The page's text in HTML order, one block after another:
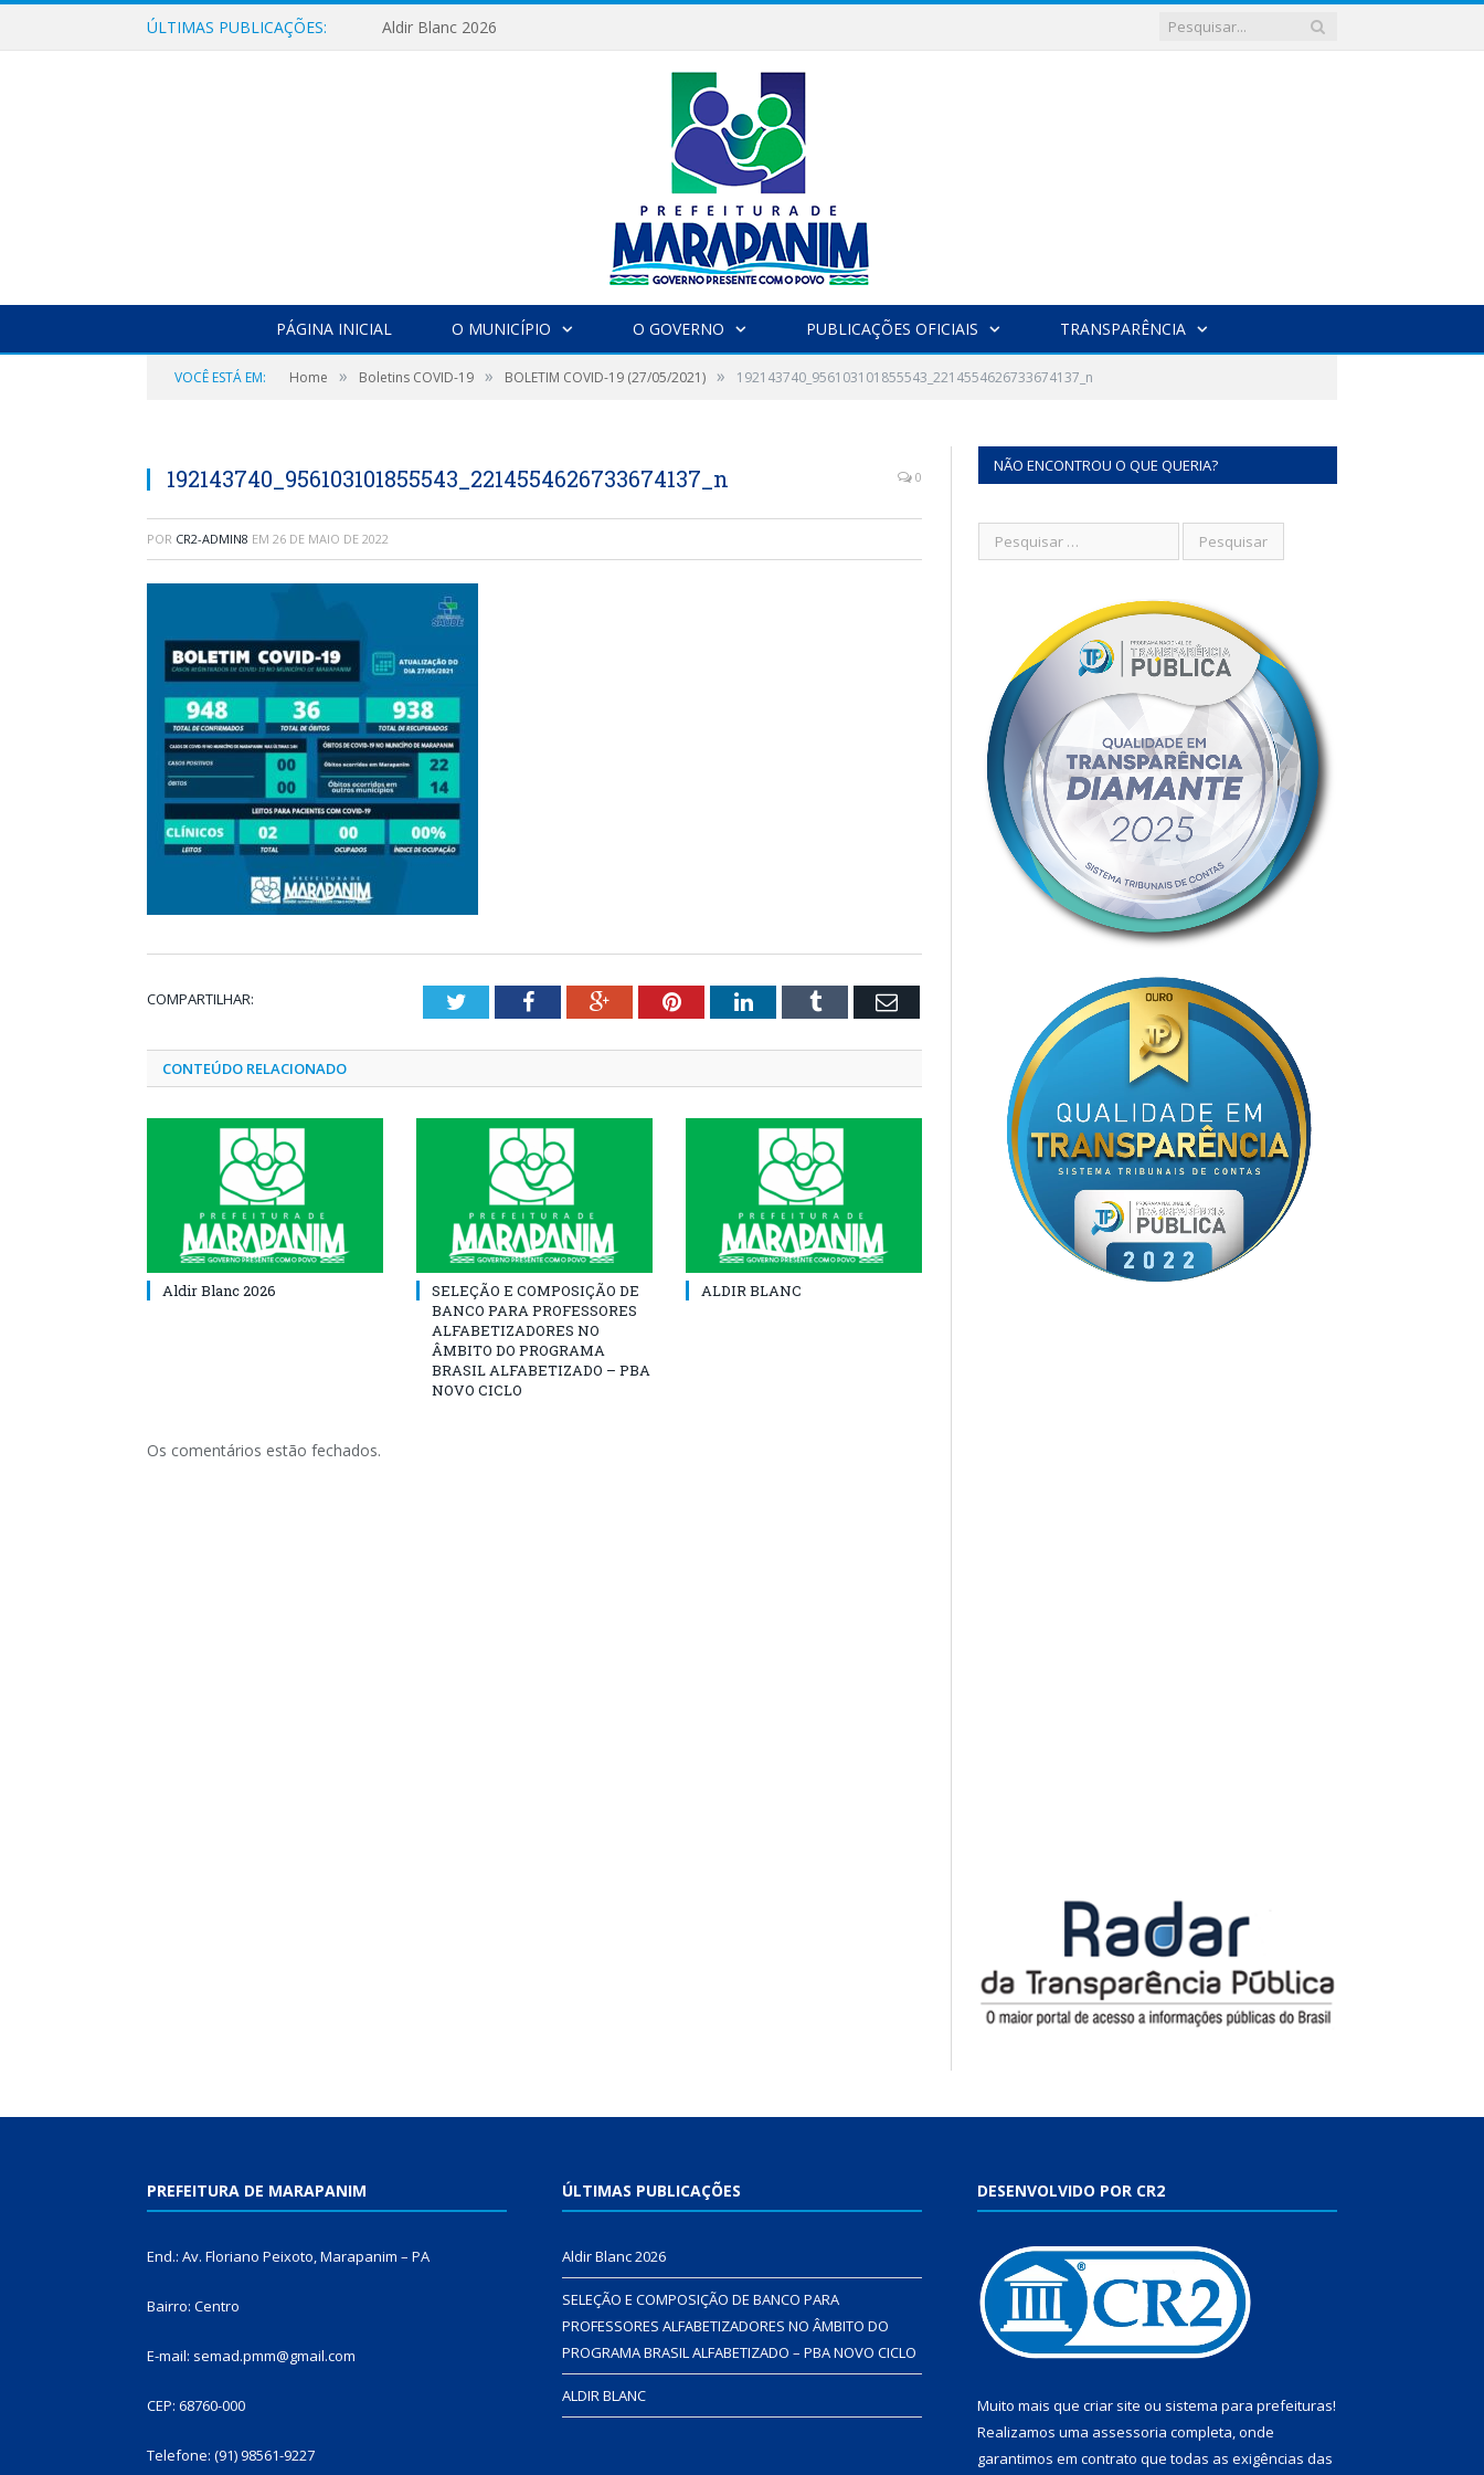
ÚLTIMAS PUBLICAÇÕES: Aldir Blanc 2026
PÁGINA INICIAL O MUNICÍPIO O GOVERNO PUBLICAÇÕES OFICIAIS TRANSPARÊNCIA
VOCÊ ESTÁ EM: Home » Boletins COVID-19 » BOLETIM COVID-19 (27/05/2021) » 192143740_956103101855543_2214554626733674137_n
192143740_956103101855543_2214554626733674137_n 0
POR CR2-ADMIN8 EM 26 DE MAIO DE 2022
COMPARTILHAR: TwitterFacebookGoogle+PinterestLinkedInTumblr Email
CONTEÚDO RELACIONADO
Aldir Blanc 2026
SELEÇÃO E COMPOSIÇÃO DE
BANCO PARA PROFESSORES
ALFABETIZADORES NO
ÂMBITO DO PROGRAMA
BRASIL ALFABETIZADO – PBA
NOVO CICLO
ALDIR BLANC
Os comentários estão fechados.
NÃO ENCONTROU O QUE QUERIA?
PREFEITURA DE MARAPANIM
End.: Av. Floriano Peixoto, Marapanim – PA
Bairro: Centro
E-mail: semad.pmm@gmail.com
CEP: 68760-000
Telefone: (91) 98561-9227
ÚLTIMAS PUBLICAÇÕES
Aldir Blanc 2026
SELEÇÃO E COMPOSIÇÃO DE BANCO PARA
PROFESSORES ALFABETIZADORES NO ÂMBITO DO
PROGRAMA BRASIL ALFABETIZADO – PBA NOVO CICLO
ALDIR BLANC
DESENVOLVIDO POR CR2
Muito mais que criar site ou sistema para prefeituras!
Realizamos uma assessoria completa, onde
garantimos em contrato que todas as exigências das